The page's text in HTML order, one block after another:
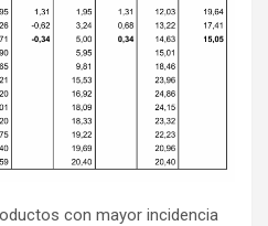
con mayor incidencia